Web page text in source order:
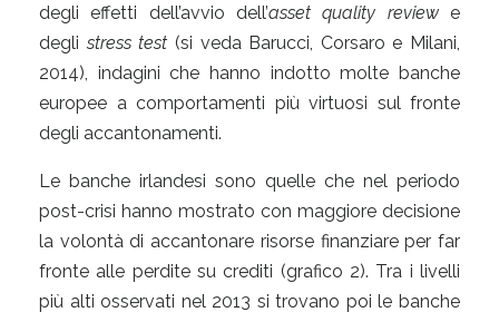
degli effetti dell’avvio dell’asset quality reviewe
degli stress test (si veda Barucci, Corsaro e Milani,
2014), indagini che hanno indotto molte banche
europee a comportamenti più virtuosi sul fronte
degli accantonamenti.
Le banche irlandesi sono quelle che nel periodo
post-crisi hanno mostrato con maggiore decisione
la volontà di accantonare risorse finanziare per far
fronte alle perdite su crediti (grafico 2). Tra i livelli
più alti osservati nel 2013 si trovano poi le banche